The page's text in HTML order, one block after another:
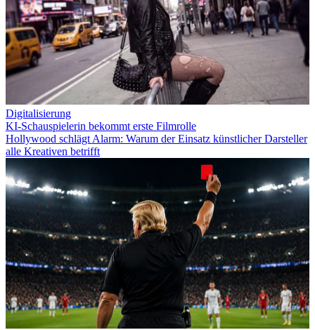
Digitalisierung
KI-Schauspielerin bekommt erste Filmrolle
Hollywood schlägt Alarm: Warum der Einsatz künstlicher Darsteller
alle Kreativen betrifft